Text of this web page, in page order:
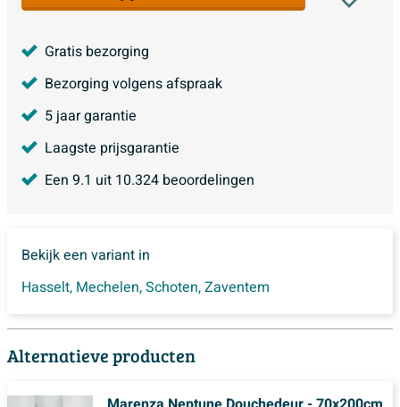
Gratis bezorging
Bezorging volgens afspraak
5 jaar garantie
Laagste prijsgarantie
Een 9.1 uit 10.324 beoordelingen
Bekijk een variant in
Hasselt, Mechelen,Schoten,Zaventem
Alternatieve producten